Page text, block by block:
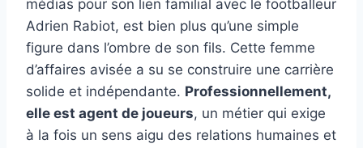
médias pour son lien familial avec le footballeur
Adrien Rabiot, est bien plus qu’une simple
figure dans l’ombre de son fils. Cette femme
d’affaires avisée a su se construire une carrière
solide et indépendante. Professionnellement,
elle est agent de joueurs, un métier qui exige
à la fois un sens aigu des relations humaines et